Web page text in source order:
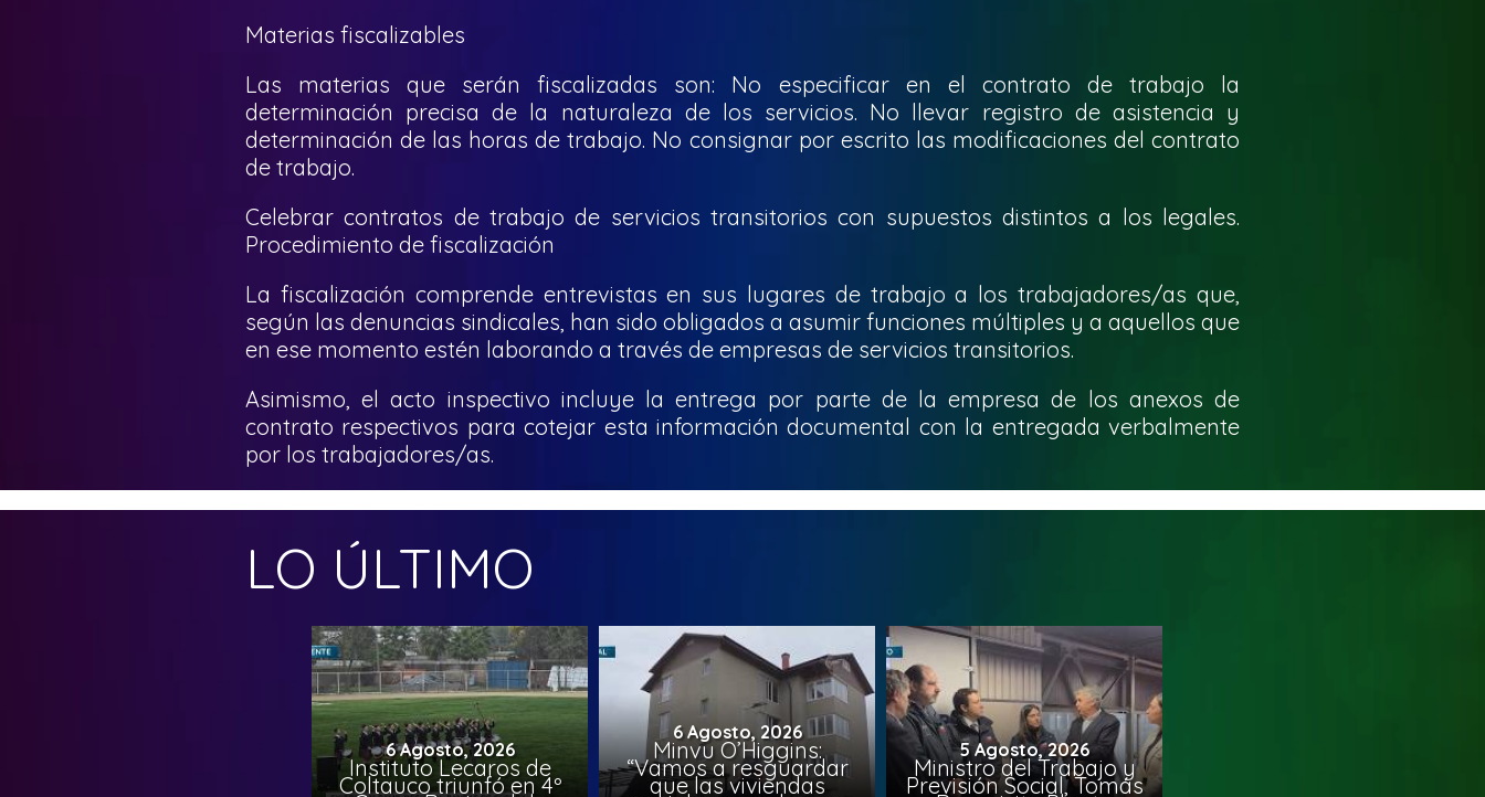
Materias fiscalizables
Las materias que serán fiscalizadas son: No especificar en el contrato de trabajo la
determinación precisa de la naturaleza de los servicios. No llevar registro de asistencia y
determinación de las horas de trabajo. No consignar por escrito las modificaciones del contrato
de trabajo.
Celebrar contratos de trabajo de servicios transitorios con supuestos distintos a los legales.
Procedimiento de fiscalización
La fiscalización comprende entrevistas en sus lugares de trabajo a los trabajadores/as que,
según las denuncias sindicales, han sido obligados a asumir funciones múltiples y a aquellos que
en ese momento estén laborando a través de empresas de servicios transitorios.
Asimismo, el acto inspectivo incluye la entrega por parte de la empresa de los anexos de
contrato respectivos para cotejar esta información documental con la entregada verbalmente
por los trabajadores/as.
LO ÚLTIMO
6 Agosto, 2026
Instituto Lecaros de
Coltauco triunfó en 4º
6 Agosto, 2026
Minvu O’Higgins:
“Vamos a resguardar
que las viviendas
5 Agosto, 2026
Ministro del Trabajo y
Previsión Social, Tomás